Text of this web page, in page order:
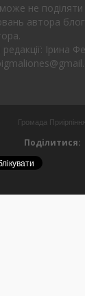
може не
автора
Ірина
Громада Приірпіння
Поділитися: